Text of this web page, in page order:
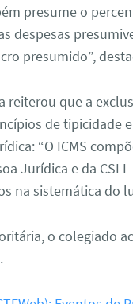
presume o
despesas
presumido”,
reiterou que a
de tipicidade
“O ICMS
Jurídica e da
na sistemática do
o colegiado